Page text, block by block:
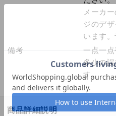
メーカ
ジのデ
います。
備考
一点一
多少の
す。
商品詳細説明